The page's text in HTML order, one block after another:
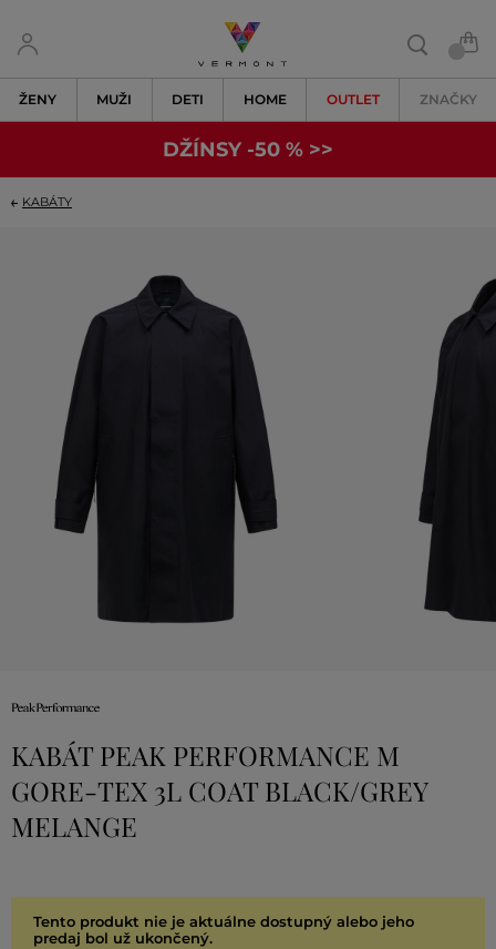
ŽENY MUŽI DETI HOME OUTLET ZNAČKY
DŽÍNSY -50 % >>
KABÁTY
KABÁT PEAK PERFORMANCE M
GORE-TEX 3L COAT BLACK/GREY
MELANGE
Tento produkt nie je aktuálne dostupný alebo jeho
predaj bol už ukončený.